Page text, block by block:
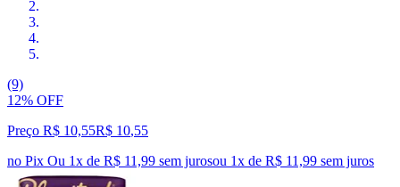
(9)
12% OFF
Preço R$ 10,55R$ 10,55
no Pix Ou 1x de R$ 11,99 sem jurosou 1x de R$ 11,99 sem juros